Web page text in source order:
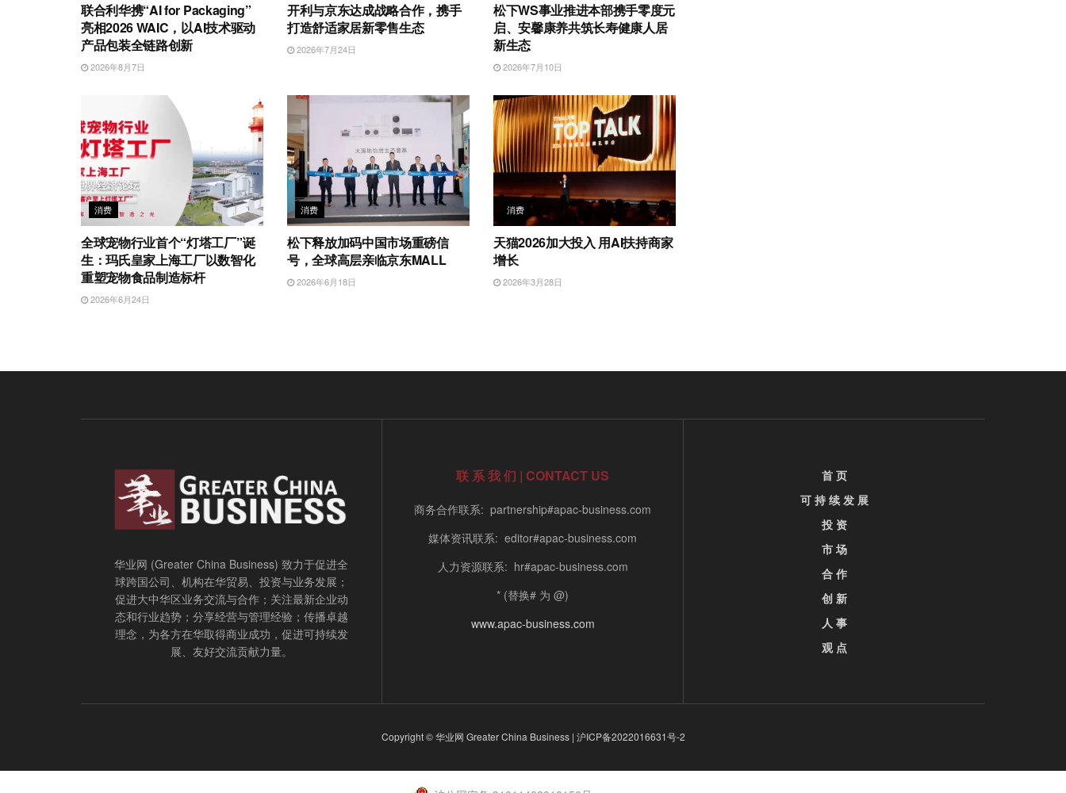
联合利华携“AI for Packaging”
亮相2026 WAIC，以AI技术驱动
产品包装全链路创新
2026年8月7日
开利与京东达成战略合作，携手
打造舒适家居新零售生态
2026年7月24日
松下WS事业推进本部携手零度元
启、安馨康养共筑长寿健康人居
新生态
2026年7月10日
消费
全球宠物行业首个“灯塔工厂”诞
生：玛氏皇家上海工厂以数智化
重塑宠物食品制造标杆
2026年6月24日
消费
松下释放加码中国市场重磅信
号，全球高层亲临京东MALL
2026年6月18日
消费
天猫2026加大投入 用AI扶持商家
增长
2026年3月28日
华业网 (Greater China Business) 致力于促进全
球跨国公司、机构在华贸易、投资与业务发展；
促进大中华区业务交流与合作；关注最新企业动
态和行业趋势；分享经营与管理经验；传播卓越
理念，为各方在华取得商业成功，促进可持续发
展、友好交流贡献力量。
联 系 我 们 | CONTACT US
商务合作联系: partnership#apac-business.com
媒体资讯联系: editor#apac-business.com
人力资源联系: hr#apac-business.com
* (替换# 为 @)
www.apac-business.com
首 页
可 持 续 发 展
投 资
市 场
合 作
创 新
人 事
观 点
Copyright © 华业网 Greater China Business | 沪ICP备2022016631号-2